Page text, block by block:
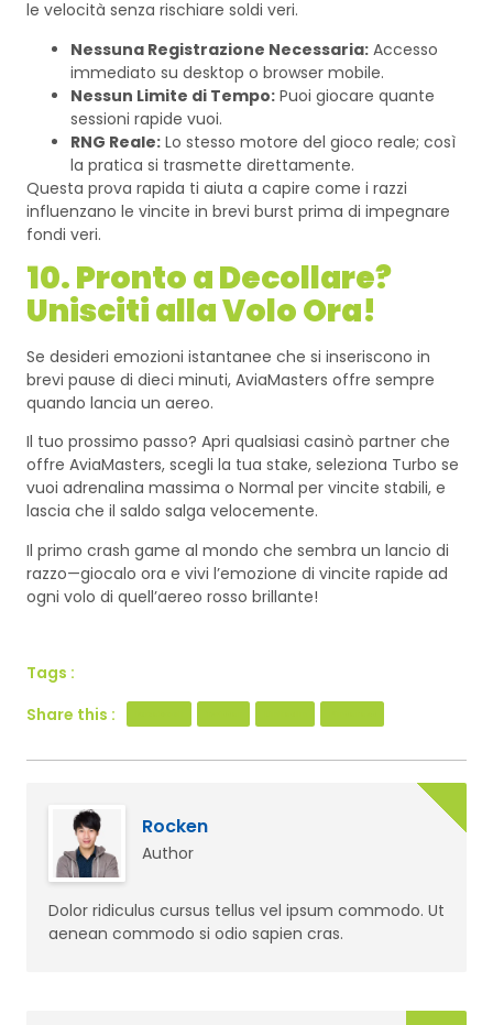
le velocità senza rischiare soldi veri.
Nessuna Registrazione Necessaria: Accesso
immediato su desktop o browser mobile.
Nessun Limite di Tempo: Puoi giocare quante
sessioni rapide vuoi.
RNG Reale: Lo stesso motore del gioco reale; così
la pratica si trasmette direttamente.
Questa prova rapida ti aiuta a capire come i razzi
influenzano le vincite in brevi burst prima di impegnare
fondi veri.
10. Pronto a Decollare?
Unisciti alla Volo Ora!
Se desideri emozioni istantanee che si inseriscono in
brevi pause di dieci minuti, AviaMasters offre sempre
quando lancia un aereo.
Il tuo prossimo passo? Apri qualsiasi casinò partner che
offre AviaMasters, scegli la tua stake, seleziona Turbo se
vuoi adrenalina massima o Normal per vincite stabili, e
lascia che il saldo salga velocemente.
Il primo crash game al mondo che sembra un lancio di
razzo—giocalo ora e vivi l’emozione di vincite rapide ad
ogni volo di quell’aereo rosso brillante!
Tags :
Share this :
Rocken
Author
Dolor ridiculus cursus tellus vel ipsum commodo. Ut
aenean commodo si odio sapien cras.